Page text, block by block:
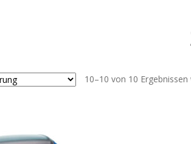
10–10 von 10